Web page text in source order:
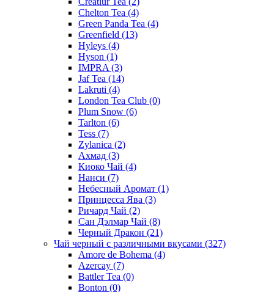
Chelton Tea (4)
Green Panda Tea (4)
Greenfield (13)
Hyleys (4)
Hyson (1)
IMPRA (3)
Jaf Tea (14)
Lakruti (4)
London Tea Club (0)
Plum Snow (6)
Tarlton (6)
Tess (7)
Zylanica (2)
Ахмад (3)
Киоко Чай (4)
Нанси (7)
Небесный Аромат (1)
Принцесса Ява (3)
Ричард Чай (2)
Сан Дэлмар Чай (8)
Черный Дракон (21)
Чай черный с различными вкусами (327)
Amore de Bohema (4)
Azercay (7)
Battler Tea (0)
Bonton (0)